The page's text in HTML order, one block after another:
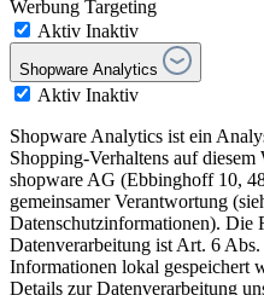
Werbung Targeting
Aktiv Inaktiv
Shopware Analytics
Aktiv Inaktiv
Shopware Analytics ist ein
Shopping-Verhaltens auf
shopware AG (Ebbinghoff 10,
gemeinsamer Verantwortung
Datenschutzinformationen). Die
Datenverarbeitung ist Art. 6
Informationen lokal gespeichert
Details zur Datenverarbeitung